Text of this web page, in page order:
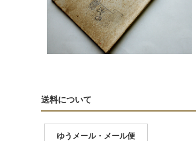
送料について
ゆうメール・メール便